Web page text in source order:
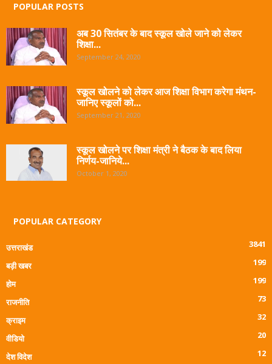
POPULAR POSTS
अब 30 सितंबर के बाद स्कूल खोले जाने को लेकर
शिक्षा...
September 24, 2020
स्कूल खोलने को लेकर आज शिक्षा विभाग करेगा मंथन-
जानिए स्कूलों को...
September 21, 2020
स्कूल खोलने पर शिक्षा मंत्री ने बैठक के बाद लिया
निर्णय-जानिये...
October 1, 2020
POPULAR CATEGORY
उत्तराखंड
3841
बड़ी खबर
199
होम
199
राजनीति
73
क्राइम
32
वीडियो
20
देश विदेश
12